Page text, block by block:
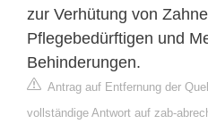
zur Verhütung von
Pflegebedürftigen und
Behinderungen.
Antrag auf Entfernung der
vollständige Antwort auf zab-